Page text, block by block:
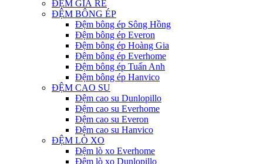
ĐỆM GIÁ RẺ
ĐỆM BÔNG ÉP
Đệm bông ép Sông Hồng
Đệm bông ép Everon
Đệm bông ép Hoàng Gia
Đệm bông ép Everhome
Đệm bông ép Tuấn Anh
Đệm bông ép Hanvico
ĐỆM CAO SU
Đệm cao su Dunlopillo
Đệm cao su Everhome
Đệm cao su Everon
Đệm cao su Hanvico
ĐỆM LÒ XO
Đệm lò xo Everhome
Đệm lò xo Dunlopillo